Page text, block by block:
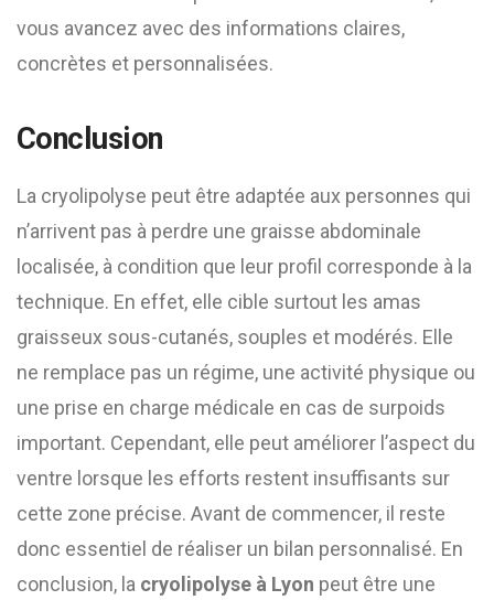
vous avancez avec des informations claires,
concrètes et personnalisées.
Conclusion
La cryolipolyse peut être adaptée aux personnes qui
n’arrivent pas à perdre une graisse abdominale
localisée, à condition que leur profil corresponde à la
technique. En effet, elle cible surtout les amas
graisseux sous-cutanés, souples et modérés. Elle
ne remplace pas un régime, une activité physique ou
une prise en charge médicale en cas de surpoids
important. Cependant, elle peut améliorer l’aspect du
ventre lorsque les efforts restent insuffisants sur
cette zone précise. Avant de commencer, il reste
donc essentiel de réaliser un bilan personnalisé. En
conclusion, la cryolipolyse à Lyon peut être une